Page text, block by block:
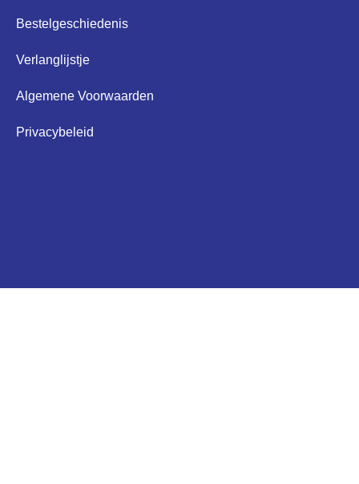
Bestelgeschiedenis
Verlanglijstje
Algemene Voorwaarden
Privacybeleid